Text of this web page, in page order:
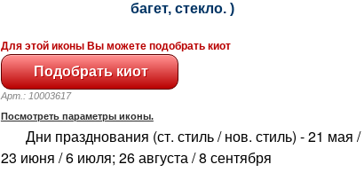
багет, стекло. )
Для этой иконы Вы можете подобрать киот
Арт.: 10003617
Посмотреть параметры иконы.
Дни празднования (ст. стиль / нов. стиль) - 21 мая
23 июня / 6 июля; 26 августа / 8 сентября